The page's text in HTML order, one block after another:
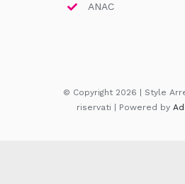
ANAC
© Copyright 2026 | Style
riservati | Powered by